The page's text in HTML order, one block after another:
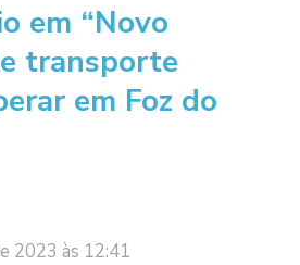
em “Novo
transporte
em Foz do
2023 às 12:41